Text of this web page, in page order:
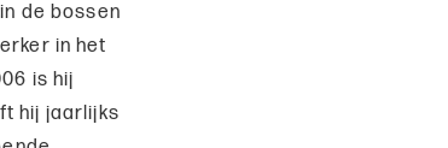
de bossen
in het
is hij
hij jaarlijks